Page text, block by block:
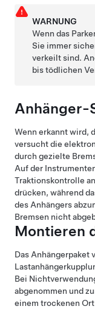
WARNUNG
Wenn das
Sie immer
verkeilt sind.
bis tödlichen
Anhänger-
Wenn erkannt wird,
versucht die
durch gezielte
Auf der
Traktionskontrolle
drücken, während
des Anhängers
Bremsen nicht
Montieren
Das Anhängerpaket
Bei
abgenommen und
einem trockenen